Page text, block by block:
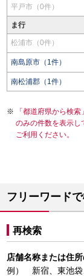
平戸市（0件）
ま行
松浦市（0件）
南島原市（1件）
南松浦郡（1件）
「都道府県から検
のみの件数を表示し
ご利用ください。
フリーワード
再検索
店舗名称または住
例） 新宿、東池袋